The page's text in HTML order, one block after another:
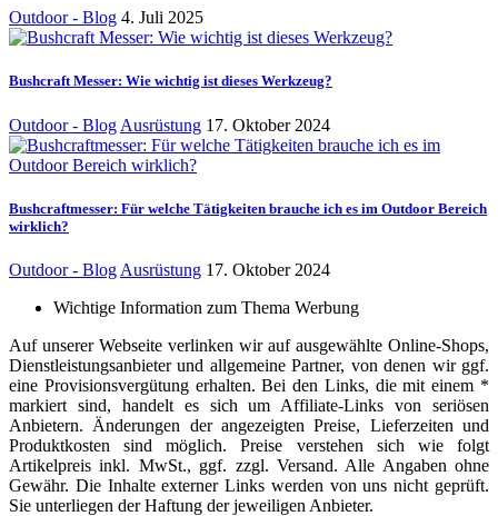
Outdoor - Blog 4. Juli 2025
Bushcraft Messer: Wie wichtig ist dieses Werkzeug?
Outdoor - Blog Ausrüstung 17. Oktober 2024
Bushcraftmesser: Für welche Tätigkeiten brauche ich es im Outdoor Bereich
wirklich?
Outdoor - Blog Ausrüstung 17. Oktober 2024
Wichtige Information zum Thema Werbung
Auf unserer Webseite verlinken wir auf ausgewählte Online-Shops,
Dienstleistungsanbieter und allgemeine Partner, von denen wir ggf.
eine Provisionsvergütung erhalten. Bei den Links, die mit einem *
markiert sind, handelt es sich um Affiliate-Links von seriösen
Anbietern. Änderungen der angezeigten Preise, Lieferzeiten und
Produktkosten sind möglich. Preise verstehen sich wie folgt
Artikelpreis inkl. MwSt., ggf. zzgl. Versand. Alle Angaben ohne
Gewähr. Die Inhalte externer Links werden von uns nicht geprüft.
Sie unterliegen der Haftung der jeweiligen Anbieter.